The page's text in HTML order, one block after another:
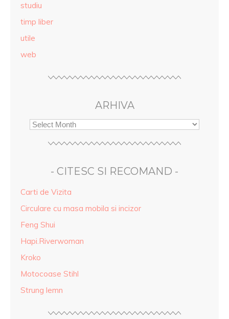
studiu
timp liber
utile
web
ARHIVA
- CITESC SI RECOMAND -
Carti de Vizita
Circulare cu masa mobila si incizor
Feng Shui
Hapi.Riverwoman
Kroko
Motocoase Stihl
Strung lemn